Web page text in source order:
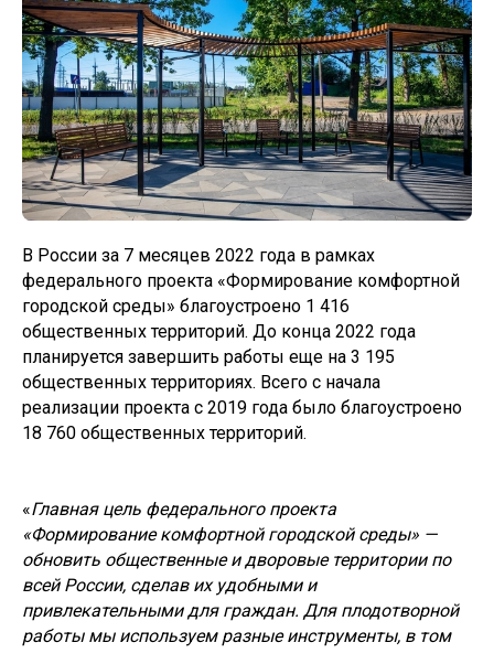
В России за 7 месяцев 2022 года в рамках
федерального проекта «Формирование комфортной
городской среды» благоустроено 1 416
общественных территорий. До конца 2022 года
планируется завершить работы еще на 3 195
общественных территориях. Всего с начала
реализации проекта с 2019 года было благоустроено
18 760 общественных территорий.
«Главная цель федерального проекта
«Формирование комфортной городской среды» —
обновить общественные и дворовые территории по
всей России, сделав их удобными и
привлекательными для граждан. Для плодотворной
работы мы используем разные инструменты, в том